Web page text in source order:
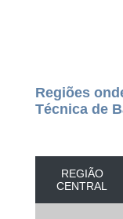
Regiões
Técnica de
REGIÃO
CENTRAL